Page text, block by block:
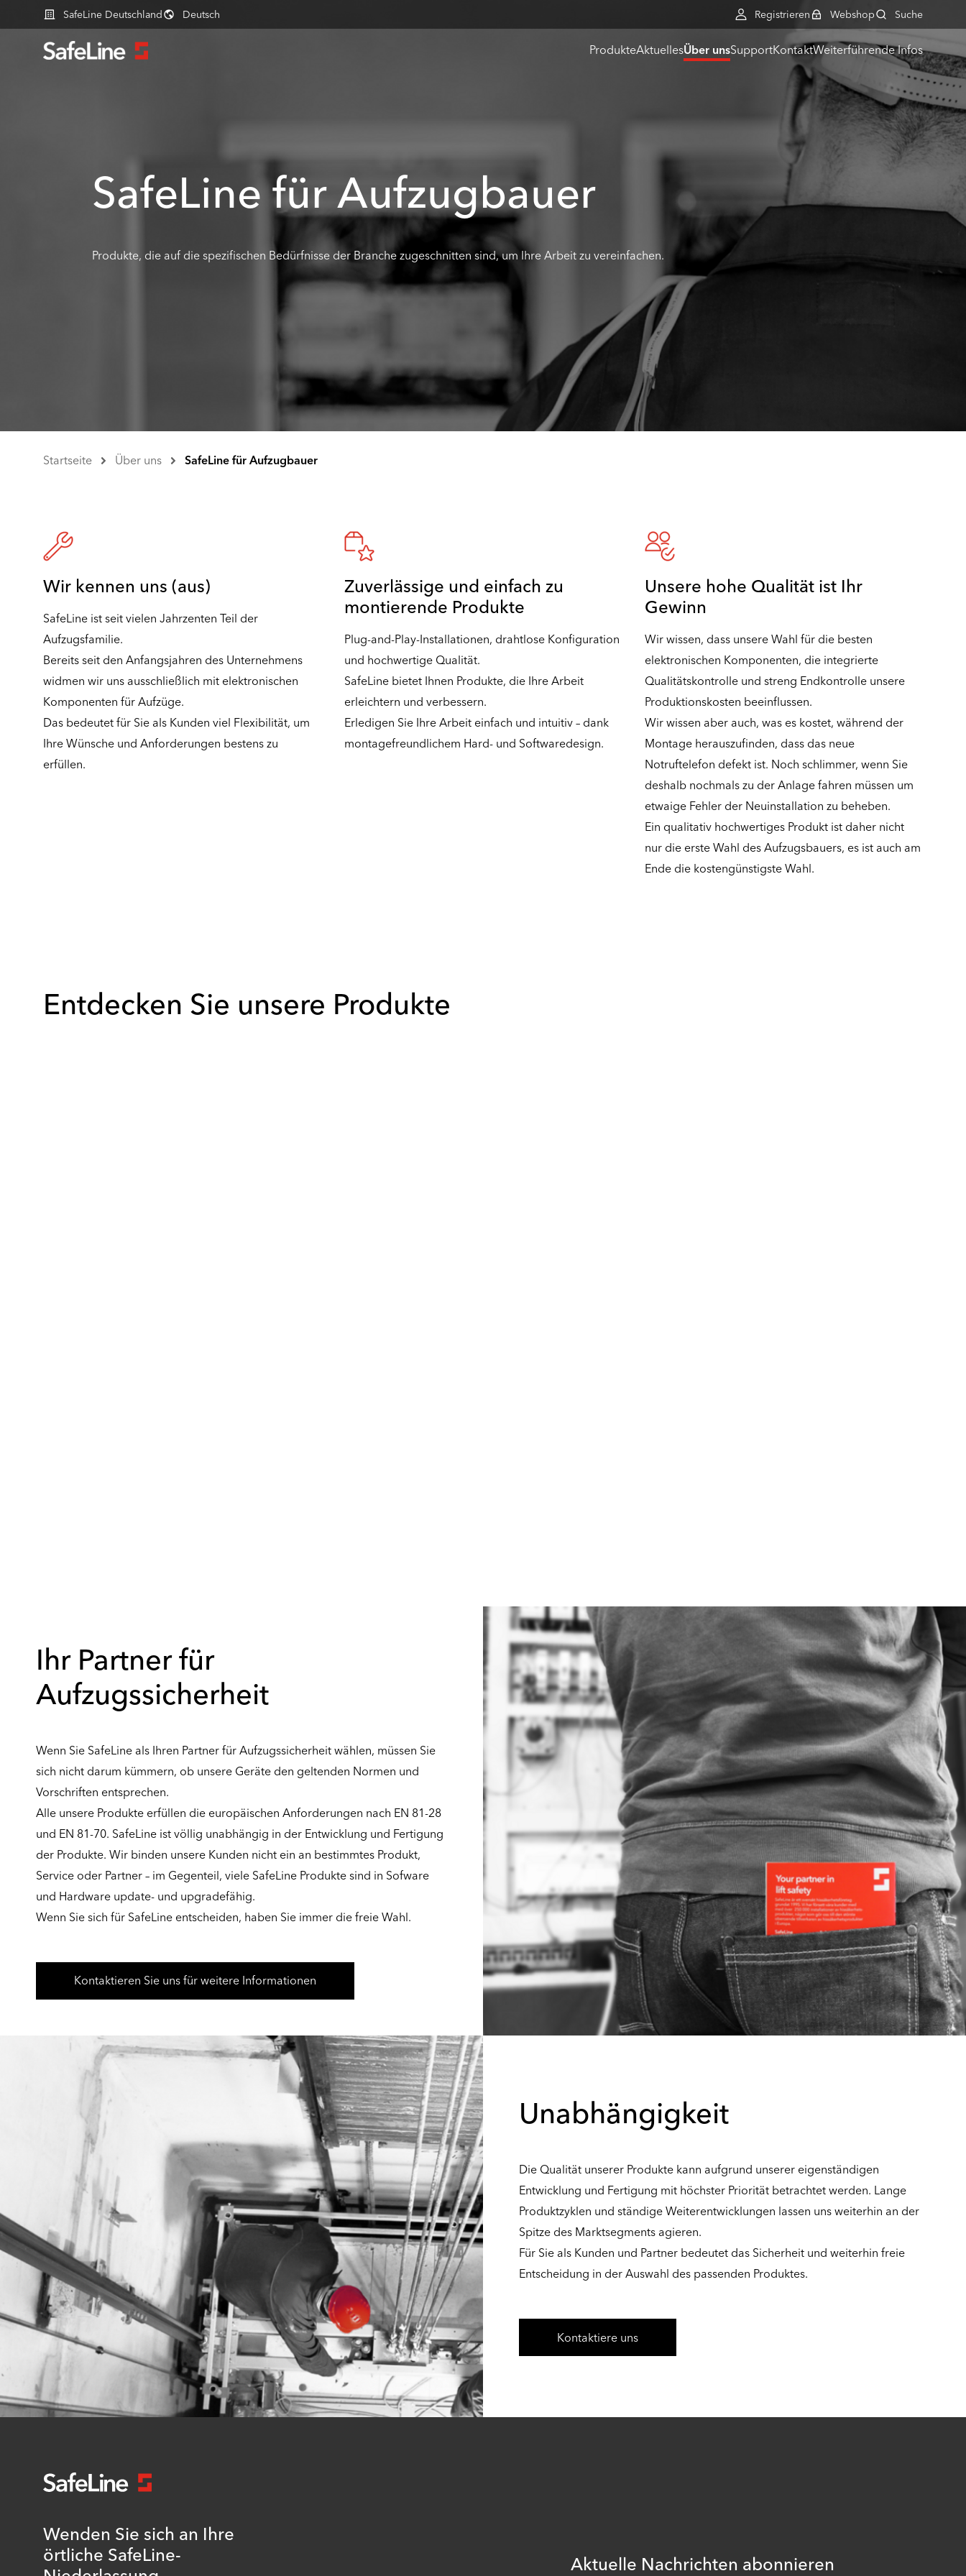
ProdukteAktuellesÜber unsSupportKontaktWeiterführende Infos
SafeLine Deutschland Deutsch Registrieren Webshop Suche
Startseite Über uns SafeLine für Aufzugbauer
SafeLine für Aufzugbauer
Produkte, die auf die spezifischen Bedürfnisse der Branche zugeschnitten sind, um Ihre Arbeit zu vereinfachen.
Wir kennen uns (aus)
SafeLine ist seit vielen Jahrzenten Teil der
Aufzugsfamilie.
Bereits seit den Anfangsjahren des Unternehmens
widmen wir uns ausschließlich mit elektronischen
Komponenten für Aufzüge.
Das bedeutet für Sie als Kunden viel Flexibilität, um
Ihre Wünsche und Anforderungen bestens zu
erfüllen.
Zuverlässige und einfach zu
montierende Produkte
Plug-and-Play-Installationen, drahtlose Konfiguration
und hochwertige Qualität.
SafeLine bietet Ihnen Produkte, die Ihre Arbeit
erleichtern und verbessern.
Erledigen Sie Ihre Arbeit einfach und intuitiv – dank
montagefreundlichem Hard- und Softwaredesign.
Unsere hohe Qualität ist Ihr
Gewinn
Wir wissen, dass unsere Wahl für die besten
elektronischen Komponenten, die integrierte
Qualitätskontrolle und streng Endkontrolle unsere
Produktionskosten beeinflussen.
Wir wissen aber auch, was es kostet, während der
Montage herauszufinden, dass das neue
Notruftelefon defekt ist. Noch schlimmer, wenn Sie
deshalb nochmals zu der Anlage fahren müssen um
etwaige Fehler der Neuinstallation zu beheben.
Ein qualitativ hochwertiges Produkt ist daher nicht
nur die erste Wahl des Aufzugsbauers, es ist auch am
Ende die kostengünstigste Wahl.
Entdecken Sie unsere Produkte
Ihr Partner für
Aufzugssicherheit
Wenn Sie SafeLine als Ihren Partner für Aufzugssicherheit wählen, müssen Sie
sich nicht darum kümmern, ob unsere Geräte den geltenden Normen und
Vorschriften entsprechen.
Alle unsere Produkte erfüllen die europäischen Anforderungen nach EN 81-28
und EN 81-70. SafeLine ist völlig unabhängig in der Entwicklung und Fertigung
der Produkte. Wir binden unsere Kunden nicht ein an bestimmtes Produkt,
Service oder Partner – im Gegenteil, viele SafeLine Produkte sind in Sofware
und Hardware update- und upgradefähig.
Wenn Sie sich für SafeLine entscheiden, haben Sie immer die freie Wahl.
Kontaktieren Sie uns für weitere Informationen
Unabhängigkeit
Die Qualität unserer Produkte kann aufgrund unserer eigenständigen
Entwicklung und Fertigung mit höchster Priorität betrachtet werden. Lange
Produktzyklen und ständige Weiterentwicklungen lassen uns weiterhin an der
Spitze des Marktsegments agieren.
Für Sie als Kunden und Partner bedeutet das Sicherheit und weiterhin freie
Entscheidung in der Auswahl des passenden Produktes.
Kontaktiere uns
Wenden Sie sich an Ihre
örtliche SafeLine-
Aktuelle Nachrichten abonnieren